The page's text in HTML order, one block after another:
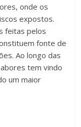
onde os
expostos.
feitas pelos
fonte de
Ao longo das
tem vindo
um maior